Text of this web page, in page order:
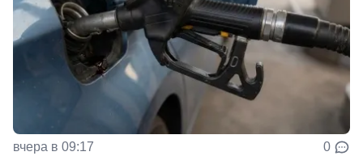
вчера в 09:17 0